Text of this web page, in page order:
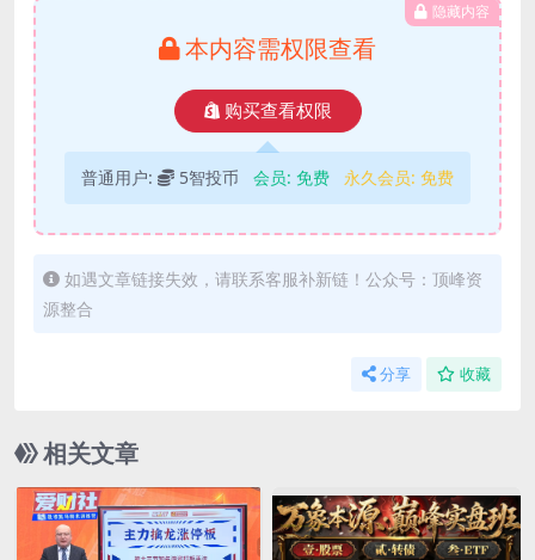
隐藏内容
本内容需权限查看
购买查看权限
普通用户: 5智投币 会员: 免费 永久会员: 免费
如遇文章链接失效，请联系客服补新链！公众号：顶峰资
源整合
分享 收藏
相关文章